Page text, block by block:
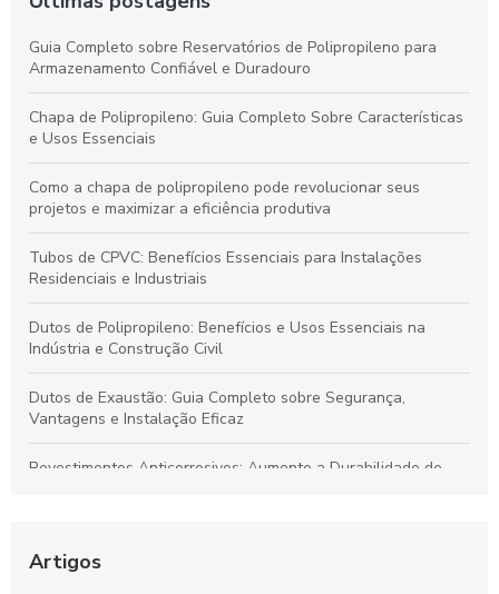
Guia Completo sobre Reservatórios de Polipropileno para
Armazenamento Confiável e Duradouro
Chapa de Polipropileno: Guia Completo Sobre Características
e Usos Essenciais
Como a chapa de polipropileno pode revolucionar seus
projetos e maximizar a eficiência produtiva
Tubos de CPVC: Benefícios Essenciais para Instalações
Residenciais e Industriais
Dutos de Polipropileno: Benefícios e Usos Essenciais na
Indústria e Construção Civil
Dutos de Exaustão: Guia Completo sobre Segurança,
Vantagens e Instalação Eficaz
Revestimentos Anticorrosivos: Aumente a Durabilidade de
Fluidos e Relevância Industrial
Artigos